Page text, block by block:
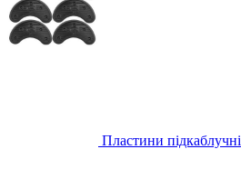
Пластини підкаблучні